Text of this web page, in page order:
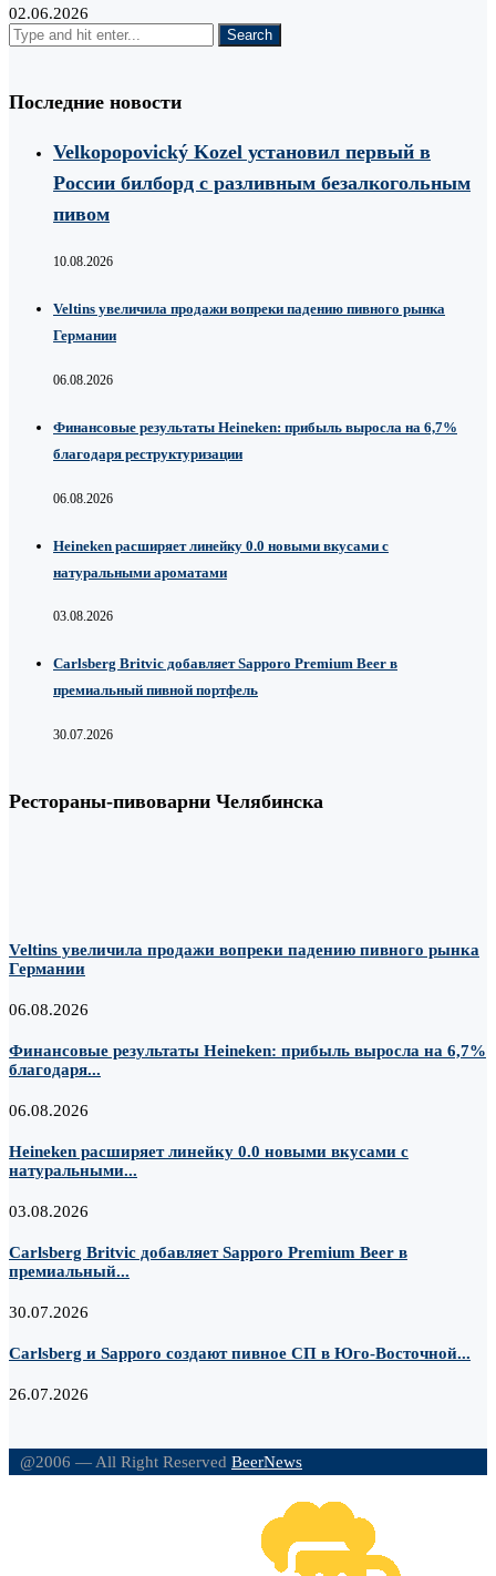
02.06.2026
Последние новости
Velkopopovický Kozel установил первый в
России билборд с разливным безалкогольным
пивом
10.08.2026
Veltins увеличила продажи вопреки падению пивного рынка
Германии
06.08.2026
Финансовые результаты Heineken: прибыль выросла на 6,7%
благодаря реструктуризации
06.08.2026
Heineken расширяет линейку 0.0 новыми вкусами с
натуральными ароматами
03.08.2026
Carlsberg Britvic добавляет Sapporo Premium Beer в
премиальный пивной портфель
30.07.2026
Рестораны-пивоварни Челябинска
Veltins увеличила продажи вопреки падению пивного рынка
Германии
06.08.2026
Финансовые результаты Heineken: прибыль выросла на 6,7%
благодаря...
06.08.2026
Heineken расширяет линейку 0.0 новыми вкусами с
натуральными...
03.08.2026
Carlsberg Britvic добавляет Sapporo Premium Beer в
премиальный...
30.07.2026
Carlsberg и Sapporo создают пивное СП в Юго-Восточной...
26.07.2026
@2006 — All Right Reserved BeerNews